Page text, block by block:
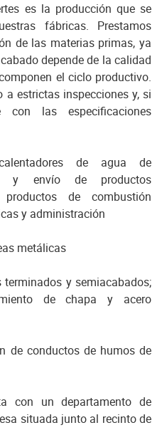
es la producción que se
fábricas. Prestamos
de las materias primas, ya
depende de la calidad
el ciclo productivo.
estrictas inspecciones y, si
las especificaciones
de agua de
y envío de productos
de combustión
y administración
metálicas
y semiacabados;
de chapa y acero
de conductos de humos de
con un departamento de
situada junto al recinto de